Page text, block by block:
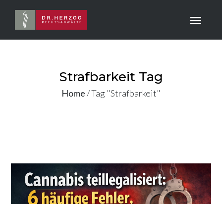
Strafbarkeit Tag
Home/Tag "Strafbarkeit"